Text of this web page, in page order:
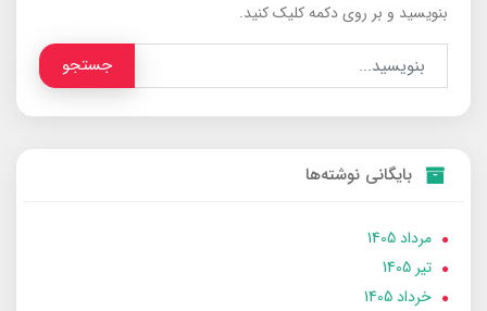
بنویسید و بر روی دکمه کلیک کنید.
جستجو
بایگانی نوشته‌ها
مرداد 1405
تير 1405
خرداد 1405